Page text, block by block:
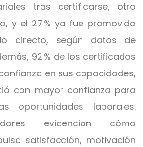
tras certificarse, otro
y el 27 % ya fue promovido
directo, según datos de
92 % de los certificados
en sus capacidades,
con mayor confianza para
oportunidades laborales.
evidencian cómo
satisfacción, motivación